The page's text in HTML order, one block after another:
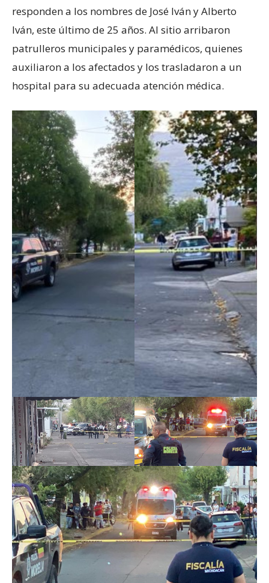
responden a los nombres de José Iván y Alberto
Iván, este último de 25 años. Al sitio arribaron
patrulleros municipales y paramédicos, quienes
auxiliaron a los afectados y los trasladaron a un
hospital para su adecuada atención médica.